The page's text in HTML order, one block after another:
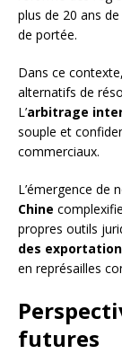
plus de 20 ans
de portée.
Dans ce
alternatifs de
L’arbitrage
souple et
commerciaux.
L’émergence de
Chine
propres outils
des
en représailles
futures